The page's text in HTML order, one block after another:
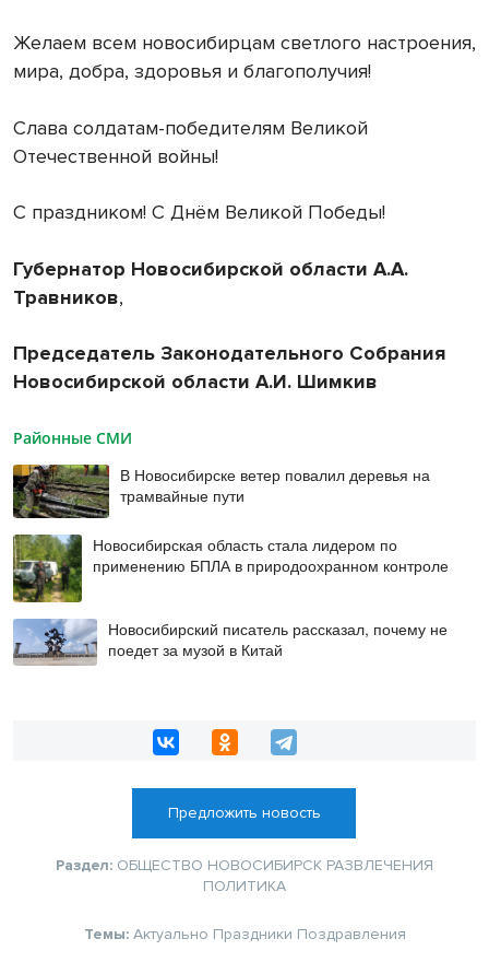
Желаем всем новосибирцам светлого настроения,
мира, добра, здоровья и благополучия!
Слава солдатам-победителям Великой
Отечественной войны!
С праздником! С Днём Великой Победы!
Губернатор Новосибирской области А.А.
Травников,
Председатель Законодательного Собрания
Новосибирской области А.И. Шимкив
Районные СМИ
В Новосибирске ветер повалил деревья на
трамвайные пути
Новосибирская область стала лидером по
применению БПЛА в природоохранном контроле
Новосибирский писатель рассказал, почему не
поедет за музой в Китай
Предложить новость
Раздел: ОБЩЕСТВО НОВОСИБИРСК РАЗВЛЕЧЕНИЯ
ПОЛИТИКА
Темы: Актуально Праздники Поздравления